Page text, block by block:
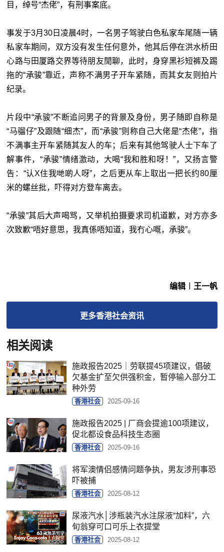
目，绰号“杰佬”，有刑事案底。
事发于3月30日凌晨4时，一名男子驾驶白色私家车尾随一辆
私家车期间，双方没有发生任何意外，他其后停在洪水桥田
心路与田厦路交界等待朋友閒聊，此时，身穿黑衫短裤及踢
拖的“承骏”靠近，声称不满男子开车紧随，而其女友则拍片
纪录。
片段中“承骏”不断追问男子的背景及身份，男子随即自称是
“马骝仔”及跟随“细杰”，而“承骏”则称自己大佬是“杰佬”，指
不满事主开车紧随其友人的车；后来有其他驾驶人士下车了
解事件，“承骏”情绪激动，大喝“我和胜和呀！”，又扬言警
告：“认X住我哋啲人呀”，之后更从车上取出一把长约80厘
米的螺丝批，吓得对方登车离去。
“承骏”其后大声喝骂，又举机拍摄要求司机道歉，对方亦多
次致歉“唔好意思，我真係唔知道，我冇心嘅，承骏”。
编辑︱王一帆
更多香港社会资讯
相关阅读
施政报告2025｜劳联提45项建议，倡破
欠基金扩至欠供强积金，暂停输入部分工
种外劳
香港社会 2025-09-16
施政报告2025 | 厂商会提逾100项建议，
促北都设食品科技生态圈
香港社会 2025-09-16
将军澳情侣感情问题争执，男友涉刑事恐
吓被捕
香港社会 2025-08-12
尿液汽水│涉瓶装汽水注尿液“加料”，六
旬翁穿可口可乐上衣提堂
香港社会 2025-08-12